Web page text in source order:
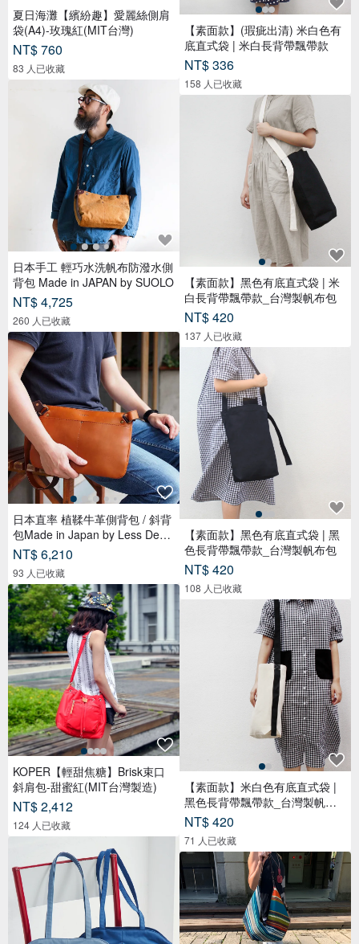
夏日海灘【繽紛趣】愛麗絲側肩
袋(A4)-玫瑰紅(MIT台灣)
NT$ 760
83 人已收藏
日本手工 輕巧水洗帆布防潑水側
背包 Made in JAPAN by SUOLO
NT$ 4,725
260 人已收藏
日本直率 植鞣牛革側背包 / 斜背
包Made in Japan by Less Desig
n
NT$ 6,210
93 人已收藏
KOPER【輕甜焦糖】Brisk束口
斜肩包-甜蜜紅(MIT台灣製造)
NT$ 2,412
124 人已收藏
【素面款】(瑕疵出清) 米白色有
底直式袋 | 米白長背帶飄帶款
NT$ 336
158 人已收藏
【素面款】黑色有底直式袋 | 米
白長背帶飄帶款_台灣製帆布包
NT$ 420
137 人已收藏
【素面款】黑色有底直式袋 | 黑
色長背帶飄帶款_台灣製帆布包
NT$ 420
108 人已收藏
【素面款】米白色有底直式袋 |
黑色長背帶飄帶款_台灣製帆布
包
NT$ 420
71 人已收藏